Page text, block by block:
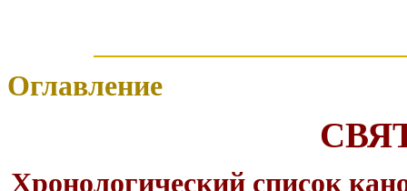
Оглавление
Хронологический список